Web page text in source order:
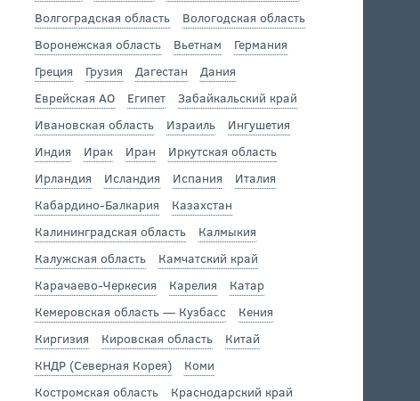
Волгоградская область
Вологодская область
Воронежская область
Вьетнам
Германия
Греция
Грузия Дагестан
Дания
Еврейская АО
Египет
Забайкальский край
Ивановская область
Израиль
Ингушетия
Индия
Ирак Иран
Иркутская область
Ирландия
Исландия Испания
Италия
Кабардино-Балкария
Казахстан
Калининградская область
Калмыкия
Калужская область
Камчатский край
Карачаево-Черкесия
Карелия
Катар
Кемеровская область — Кузбасс
Кения
Киргизия
Кировская область
Китай
КНДР (Северная Корея)
Коми
Костромская область
Краснодарский край